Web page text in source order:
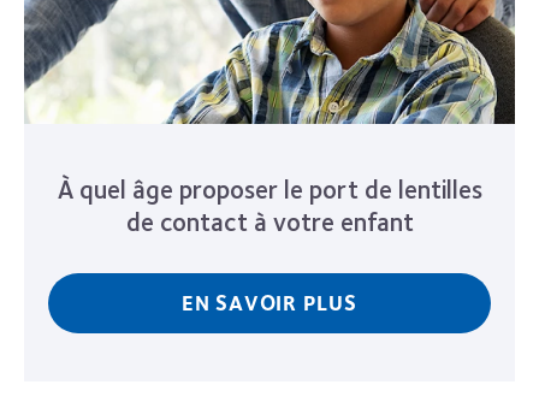
À quel âge proposer le port de lentilles
de contact à votre enfant
EN SAVOIR PLUS